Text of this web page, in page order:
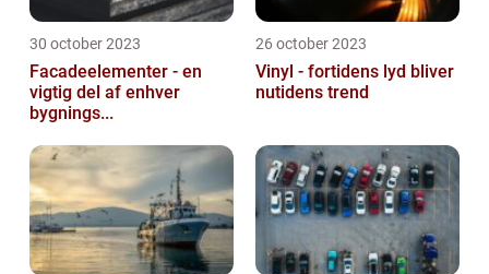
30 october 2023
Facadeelementer - en
vigtig del af enhver
bygnings...
26 october 2023
Vinyl - fortidens lyd bliver
nutidens trend